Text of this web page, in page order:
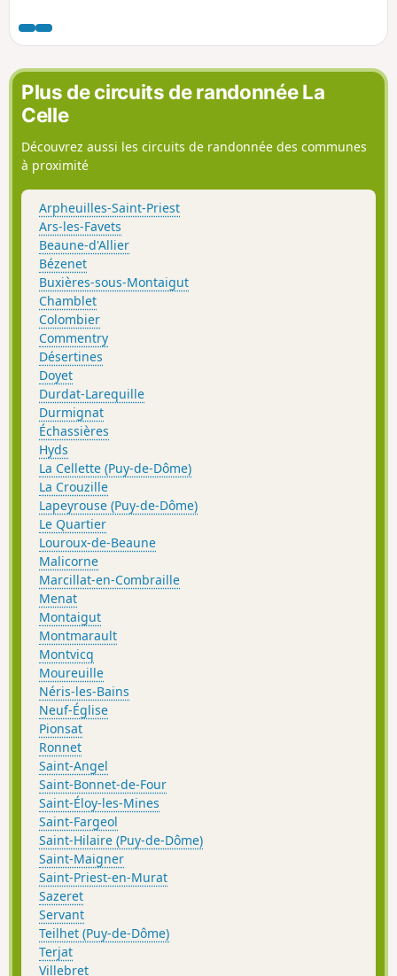
en longeant les berges de la rivière.
Plus de circuits de randonnée La
Celle
Découvrez aussi les circuits de randonnée des communes
à proximité
Arpheuilles-Saint-Priest
Ars-les-Favets
Beaune-d'Allier
Bézenet
Buxières-sous-Montaigut
Chamblet
Colombier
Commentry
Désertines
Doyet
Durdat-Larequille
Durmignat
Échassières
Hyds
La Cellette (Puy-de-Dôme)
La Crouzille
Lapeyrouse (Puy-de-Dôme)
Le Quartier
Louroux-de-Beaune
Malicorne
Marcillat-en-Combraille
Menat
Montaigut
Montmarault
Montvicq
Moureuille
Néris-les-Bains
Neuf-Église
Pionsat
Ronnet
Saint-Angel
Saint-Bonnet-de-Four
Saint-Éloy-les-Mines
Saint-Fargeol
Saint-Hilaire (Puy-de-Dôme)
Saint-Maigner
Saint-Priest-en-Murat
Sazeret
Servant
Teilhet (Puy-de-Dôme)
Terjat
Villebret